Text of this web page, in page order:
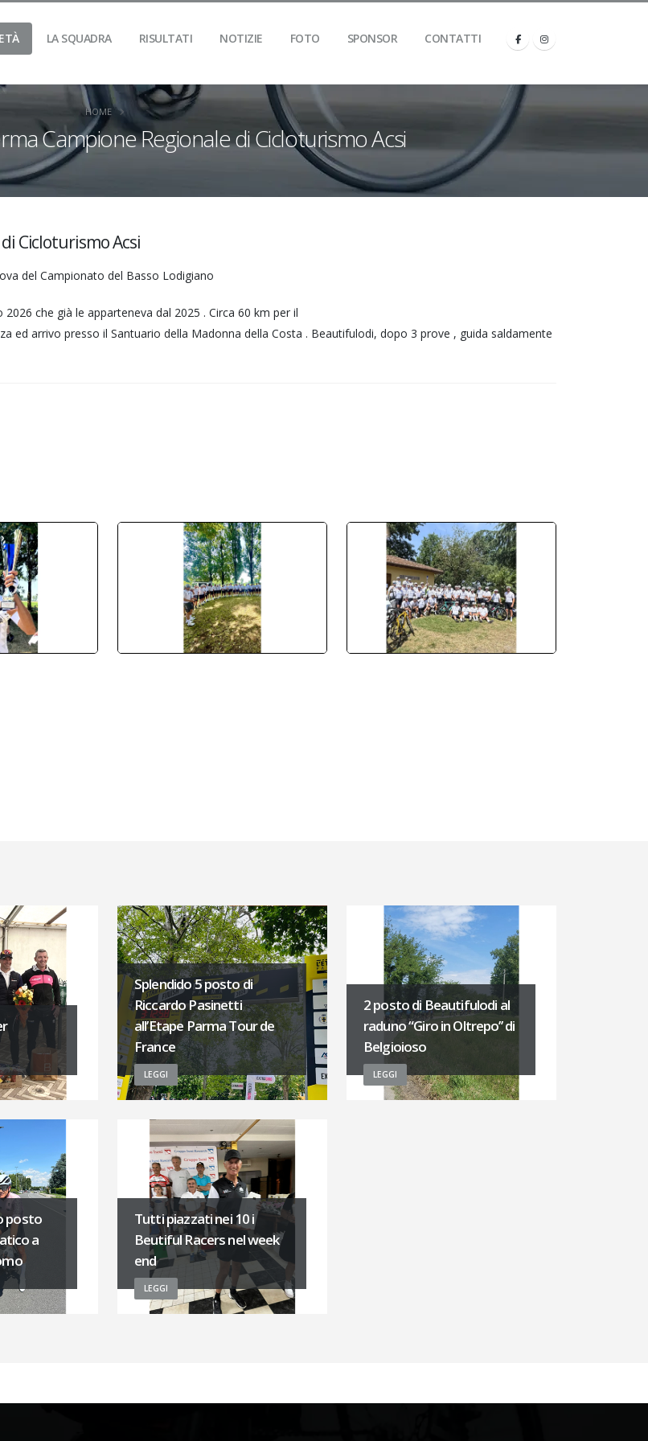
LA SQUADRA RISULTATI NOTIZIE FOTO SPONSOR CONTATTI
Campione Regionale di Cicloturismo Acsi
HOME
Cicloturismo Acsi
del Campionato del Basso Lodigiano
che già le apparteneva dal 2025 . Circa 60 km per il
ed arrivo presso il Santuario della Madonna della Costa . Beautifulodi, dopo 3 prove , guida saldamente
Splendido 5 posto di
Riccardo Pasinetti
all’Etape Parma Tour de
France
LEGGI
2 posto di Beautifulodi al
raduno “Giro in Oltrepo’’ di
Belgioioso
LEGGI
posto
a
Tutti piazzati nei 10 i
Beutiful Racers nel week
end
LEGGI